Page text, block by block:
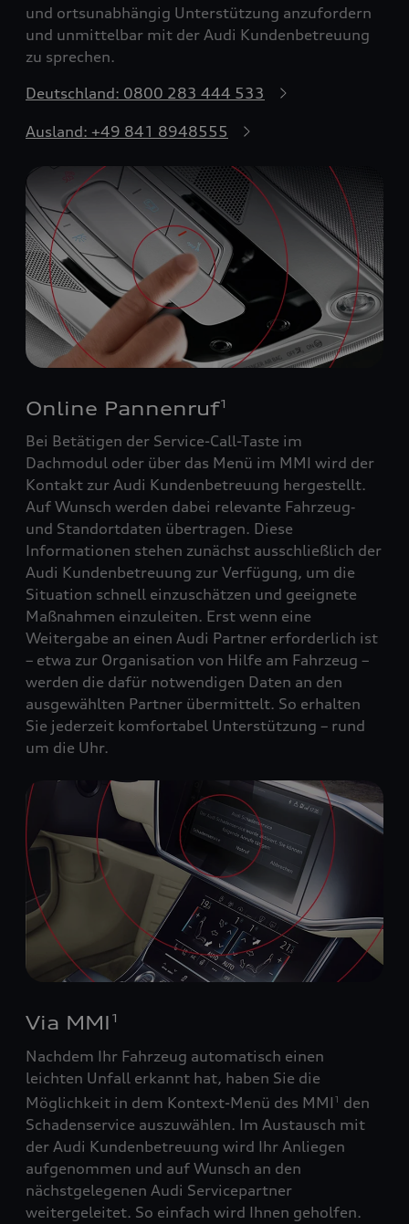
und ortsunabhängig Unterstützung anzufordern
und unmittelbar mit der Audi Kundenbetreuung
zu sprechen.
Deutschland: 0800 283 444 533
Ausland: +49 841 8948555
Online Pannenruf1
Bei Betätigen der Service-Call-Taste im
Dachmodul oder über das Menü im MMI wird der
Kontakt zur Audi Kundenbetreuung hergestellt.
Auf Wunsch werden dabei relevante Fahrzeug‑
und Standortdaten übertragen. Diese
Informationen stehen zunächst ausschließlich der
Audi Kundenbetreuung zur Verfügung, um die
Situation schnell einzuschätzen und geeignete
Maßnahmen einzuleiten. Erst wenn eine
Weitergabe an einen Audi Partner erforderlich ist
– etwa zur Organisation von Hilfe am Fahrzeug –
werden die dafür notwendigen Daten an den
ausgewählten Partner übermittelt. So erhalten
Sie jederzeit komfortabel Unterstützung – rund
um die Uhr.
Via MMI 1
Nachdem Ihr Fahrzeug automatisch einen
leichten Unfall erkannt hat, haben Sie die
Möglichkeit in dem Kontext-Menü des MMI 1
den
Schadenservice auszuwählen. Im Austausch mit
der Audi Kundenbetreuung wird Ihr Anliegen
aufgenommen und auf Wunsch an den
nächstgelegenen Audi Servicepartner
weitergeleitet. So einfach wird Ihnen geholfen.